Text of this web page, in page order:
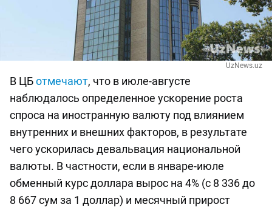
UzNews.uz
В ЦБотмечают, что в июле-августе
наблюдалось определенное ускорение роста
спроса на иностранную валюту под влиянием
внутренних и внешних факторов, в результате
чего ускорилась девальвация национальной
валюты. В частности, если в январе-июле
обменный курс доллара вырос на 4% (с 8 336 до
8 667 сум за 1 доллар) и месячный прирост